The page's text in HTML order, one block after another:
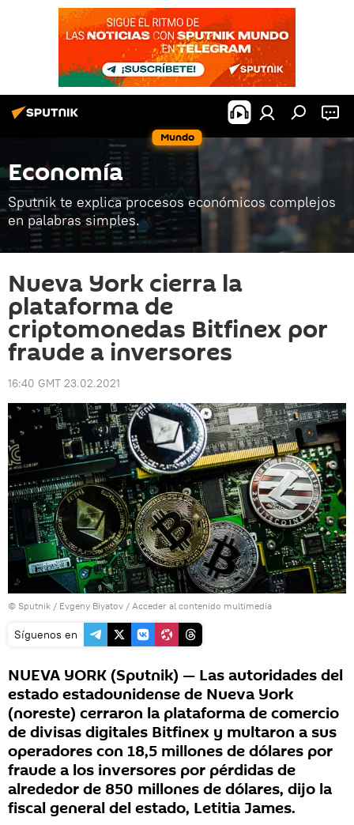
Mundo
Economía
Sputnik te explica procesos económicos complejos
en palabras simples.
Nueva York cierra la
plataforma de
criptomonedas Bitfinex por
fraude a inversores
16:40 GMT 23.02.2021
© Sputnik / Evgeny Biyatov / Acceder al contenido multimedia
Síguenos en
NUEVA YORK (Sputnik) — Las autoridades del
estado estadounidense de Nueva York
(noreste) cerraron la plataforma de comercio
de divisas digitales Bitfinex y multaron a sus
operadores con 18,5 millones de dólares por
fraude a los inversores por pérdidas de
alrededor de 850 millones de dólares, dijo la
fiscal general del estado, Letitia James.